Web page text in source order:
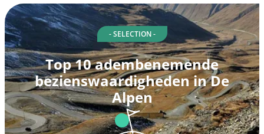
- SELECTION -
Top 10 adembenemende
bezienswaardigheden in De
Alpen